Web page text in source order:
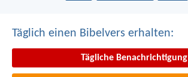
Täglich einen Bibelvers erhalten:
Tägliche Benachrichtigung